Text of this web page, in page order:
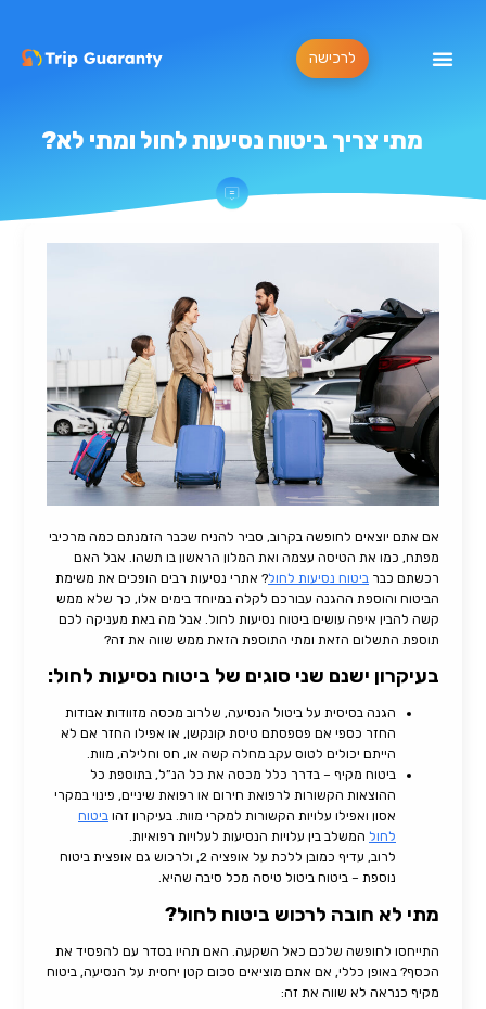
לרכישה
מתי צריך ביטוח נסיעות לחול ומתי לא?
אם אתם יוצאים לחופשה בקרוב, סביר להניח שכבר הזמנתם כמה מרכיבי
מפתח, כמו את הטיסה עצמה ואת המלון הראשון בו תשהו. אבל האם
רכשתם כבר ביטוח נסיעות לחול? אתרי נסיעות רבים הופכים את משימת
הביטוח והוספת ההגנה עבורכם לקלה במיוחד בימים אלו, כך שלא ממש
קשה להבין איפה עושים ביטוח נסיעות לחול. אבל מה באת מעניקה לכם
תוספת התשלום הזאת ומתי התוספת הזאת ממש שווה את זה?
בעיקרון ישנם שני סוגים של ביטוח נסיעות לחול:
הגנה בסיסית על ביטול הנסיעה, שלרוב מכסה מזוודות אבודות
החזר כספי אם פספסתם טיסת קונקשן, או אפילו החזר אם לא
הייתם יכולים לטוס עקב מחלה קשה או, חס וחלילה, מוות.
ביטוח מקיף – בדרך כלל מכסה את כל הנ”ל, בתוספת כל
ההוצאות הקשורות לרפואת חירום או רפואת שיניים, פינוי במקרי
אסון ואפילו עלויות הקשורות למקרי מוות. בעיקרון זהו ביטוח
לחול המשלב בין עלויות הנסיעות לעלויות רפואיות.
לרוב, עדיף כמובן ללכת על אופציה 2, ולרכוש גם אופצית ביטוח
נוספת – ביטוח ביטול טיסה מכל סיבה שהיא.
מתי לא חובה לרכוש ביטוח לחול?
התייחסו לחופשה שלכם כאל השקעה. האם תהיו בסדר עם להפסיד את
הכסף? באופן כללי, אם אתם מוציאים סכום קטן יחסית על הנסיעה, ביטוח
מקיף כנראה לא שווה את זה: